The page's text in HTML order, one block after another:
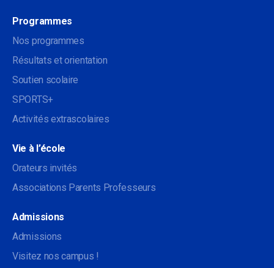
Programmes
Nos programmes
Résultats et orientation
Soutien scolaire
SPORTS+
Activités extrascolaires
Vie à l’école
Orateurs invités
Associations Parents Professeurs
Admissions
Admissions
Visitez nos campus !